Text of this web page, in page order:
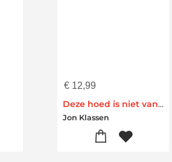
€12,99
Deze hoed is niet van mij
Jon Klassen